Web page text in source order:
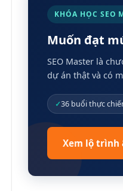
KHÓA HỌC SEO
Muốn đạt
SEO Master là
dự án thật và có
36 buổi thực
Xem lộ trình